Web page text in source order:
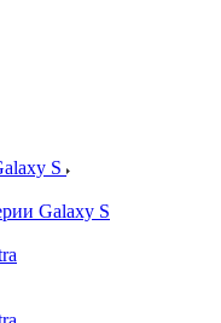
S
Galaxy S